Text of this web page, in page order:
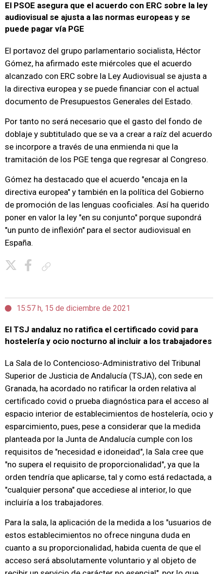
El PSOE asegura que el acuerdo con ERC sobre la ley
audiovisual se ajusta a las normas europeas y se
puede pagar vía PGE
El portavoz del grupo parlamentario socialista, Héctor
Gómez, ha afirmado este miércoles que el acuerdo
alcanzado con ERC sobre la Ley Audiovisual se ajusta a
la directiva europea y se puede financiar con el actual
documento de Presupuestos Generales del Estado.
Por tanto no será necesario que el gasto del fondo de
doblaje y subtitulado que se va a crear a raíz del acuerdo
se incorpore a través de una enmienda ni que la
tramitación de los PGE tenga que regresar al Congreso.
Gómez ha destacado que el acuerdo "encaja en la
directiva europea" y también en la política del Gobierno
de promoción de las lenguas cooficiales. Así ha querido
poner en valor la ley "en su conjunto" porque supondrá
"un punto de inflexión" para el sector audiovisual en
España.
15:57 h, 15 de diciembre de 2021
El TSJ andaluz no ratifica el certificado covid para
hostelería y ocio nocturno al incluir a los trabajadores
La Sala de lo Contencioso-Administrativo del Tribunal
Superior de Justicia de Andalucía (TSJA), con sede en
Granada, ha acordado no ratificar la orden relativa al
certificado covid o prueba diagnóstica para el acceso al
espacio interior de establecimientos de hostelería, ocio y
esparcimiento, pues, pese a considerar que la medida
planteada por la Junta de Andalucía cumple con los
requisitos de "necesidad e idoneidad", la Sala cree que
"no supera el requisito de proporcionalidad", ya que la
orden tendría que aplicarse, tal y como está redactada, a
"cualquier persona" que accediese al interior, lo que
incluiría a los trabajadores.
Para la sala, la aplicación de la medida a los "usuarios de
estos establecimientos no ofrece ninguna duda en
cuanto a su proporcionalidad, habida cuenta de que el
acceso será absolutamente voluntario y al objeto de